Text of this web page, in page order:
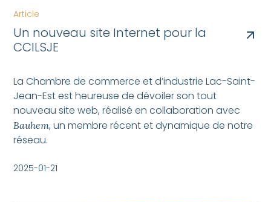
Article
Un nouveau site Internet pour la
CCILSJE
La Chambre de commerce et d’industrie Lac-Saint-
Jean-Est est heureuse de dévoiler son tout
nouveau site web, réalisé en collaboration avec
Bauhem, un membre récent et dynamique de notre
réseau.
2025-01-21